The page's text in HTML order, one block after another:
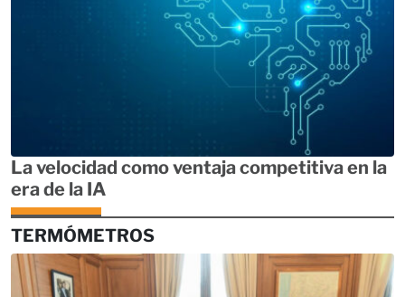
La velocidad como ventaja competitiva en la
era de la IA
TERMÓMETROS